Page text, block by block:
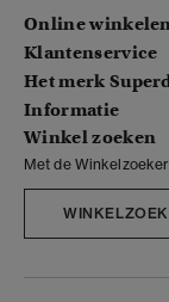
Online
Klantenservice
Het merk
Informatie
Winkel zoeken
Met de